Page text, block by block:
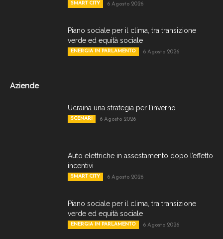
SMART CITY 6 Agosto 2026
Piano sociale per il clima, tra transizione
verde ed equità sociale
ENERGIA IN PARLAMENTO 6 Agosto 2026
Aziende
Ucraina una strategia per l’inverno
SCENARI 6 Agosto 2026
Auto elettriche in assestamento dopo l’effetto
incentivi
SMART CITY 6 Agosto 2026
Piano sociale per il clima, tra transizione
verde ed equità sociale
ENERGIA IN PARLAMENTO 6 Agosto 2026